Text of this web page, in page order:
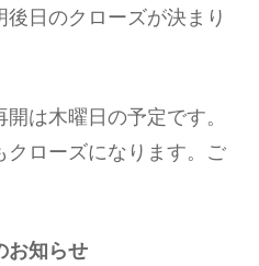
日のクローズが決まり
は木曜日の予定です。
ローズになります。ご
お知らせ